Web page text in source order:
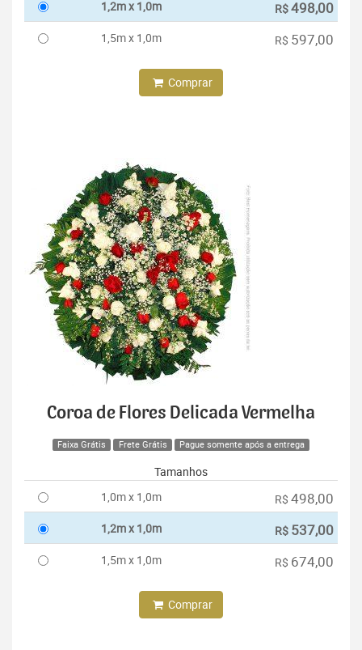
1,2m x 1,0m R$498,00
1,5m x 1,0m R$ 597,00
Comprar
Coroa de Flores Delicada Vermelha
Faixa Grátis Frete Grátis Pague somente após a entrega
Tamanhos
1,0m x 1,0m
R$ 498,00
1,2m x 1,0m R$ 537,00
1,5m x 1,0m R$ 674,00
Comprar